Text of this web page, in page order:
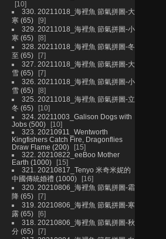
10
330. 20211018_海裡魚 節氣拼圖-大
寒 (65)
9
329. 20211018_海裡魚 節氣拼圖-小
寒 (65)
8
328. 20211018_海裡魚 節氣拼圖-冬
至 (65)
7
327. 20211018_海裡魚 節氣拼圖-大
雪 (65)
7
326. 20211018_海裡魚 節氣拼圖-小
雪 (65)
8
325. 20211018_海裡魚 節氣拼圖-立
冬 (65)
10
324. 20211003_Galison Dogs with
Jobs (500)
10
323. 20210911_Wentworth
Kingfishers Catch Fire, Dragonflies
Draw Flame (200)
15
322. 20210822_eeBoo Mother
Earth (1000)
15
321. 20210817_Tenyo 米奇米妮的
中國傳統婚禮 (1000)
16
320. 20210806_海裡魚 節氣拼圖-霜
降 (65)
7
319. 20210806_海裡魚 節氣拼圖-寒
露 (65)
6
318. 20210806_海裡魚 節氣拼圖-秋
分 (65)
7